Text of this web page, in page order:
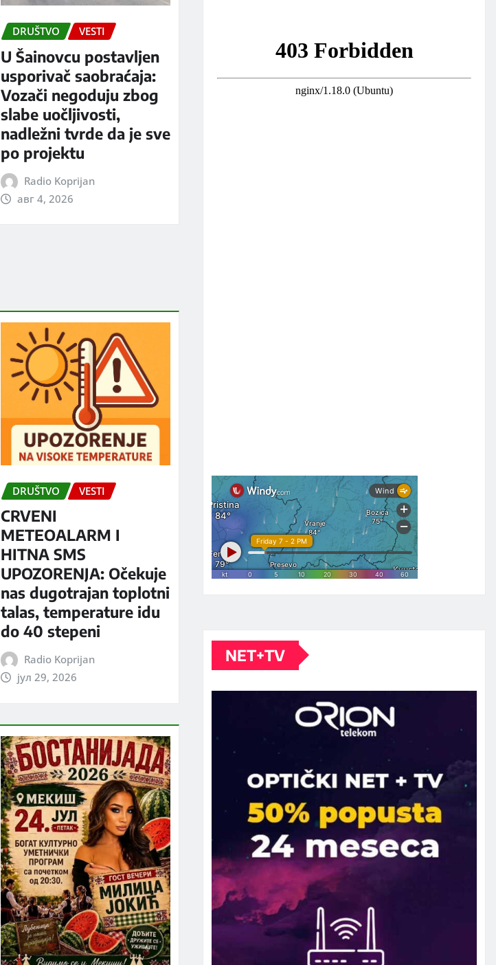
DRUŠTVO VESTI
U Šainovcu postavljen
usporivač saobraćaja:
Vozači negoduju zbog
slabe uočljivosti,
nadležni tvrde da je sve
po projektu
Radio Koprijan
авг 4, 2026
DRUŠTVO VESTI
CRVENI
METEOALARM I
HITNA SMS
UPOZORENJA: Očekuje
nas dugotrajan toplotni
talas, temperature idu
do 40 stepeni
Radio Koprijan
јул 29, 2026
NET+TV